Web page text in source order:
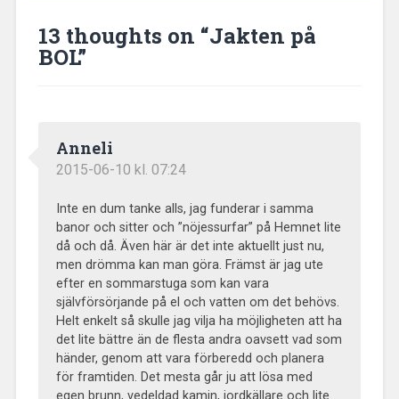
13 thoughts on “Jakten på
BOL”
Anneli
2015-06-10 kl. 07:24
Inte en dum tanke alls, jag funderar i samma
banor och sitter och ”nöjessurfar” på Hemnet lite
då och då. Även här är det inte aktuellt just nu,
men drömma kan man göra. Främst är jag ute
efter en sommarstuga som kan vara
självförsörjande på el och vatten om det behövs.
Helt enkelt så skulle jag vilja ha möjligheten att ha
det lite bättre än de flesta andra oavsett vad som
händer, genom att vara förberedd och planera
för framtiden. Det mesta går ju att lösa med
egen brunn, vedeldad kamin, jordkällare och lite